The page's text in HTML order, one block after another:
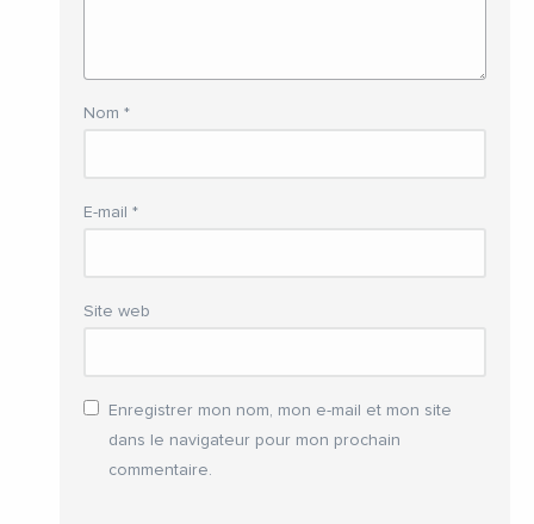
Nom *
E-mail *
Site web
Enregistrer mon nom, mon e-mail et mon site
dans le navigateur pour mon prochain
commentaire.